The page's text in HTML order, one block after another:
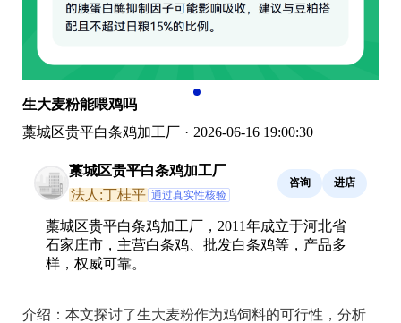
生大麦粉能喂鸡吗
藁城区贵平白条鸡加工厂 · 2026-06-16 19:00:30
藁城区贵平白条鸡加工厂
法人:丁桂平 通过真实性核验
咨询 进店
藁城区贵平白条鸡加工厂，2011年成立于河北省
石家庄市，主营白条鸡、批发白条鸡等，产品多
样，权威可靠。
介绍： 本文探讨了生大麦粉作为鸡饲料的可行性，分析